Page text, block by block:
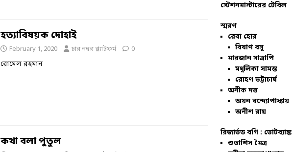
হত্যাবিষয়ক দোহাই
February 1, 2020 চার নম্বর প্ল্যাটফর্ম 0
রোমেল রহমান
কথা বলা পুতুল
স্টেশনমাস্টারের টেবিল
স্মরণ
রেবা হোর
বিষাণ বসু
মারজান সাত্রাপি
মধুলিকা সামন্ত
রোহণ ভট্টাচার্য
অনীক দত্ত
অয়ন বন্দ্যোপাধ্যায়
অনীশ রায়
রিজার্ভড বগি : ভোটব্যাঙ্ক
শুভাশিস মৈত্র